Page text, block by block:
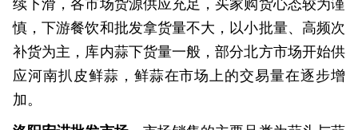
续下滑，各市场货源供应充足，买家购货心态较为谨
慎，下游餐饮和批发拿货量不大，以小批量、高频次
补货为主，库内蒜下货量一般，部分北方市场开始供
应河南扒皮鲜蒜，鲜蒜在市场上的交易量在逐步增
加。